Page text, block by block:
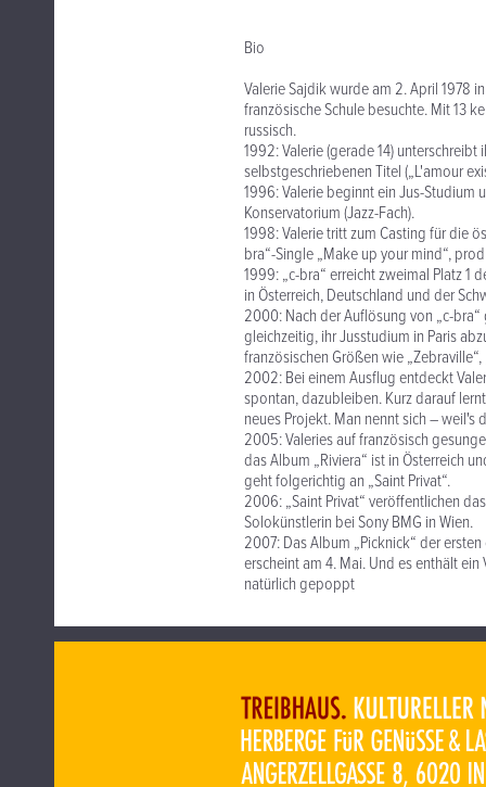
Bio
Valerie Sajdik wurde am 2. April 1978
französische Schule besuchte. Mit 13
russisch.
1992: Valerie (gerade 14)
selbstgeschriebenen Titel („L'amour
1996: Valerie beginnt ein Jus-
Konservatorium (Jazz-Fach).
1998: Valerie tritt zum Casting für die
bra“-Single „Make up your mind“,
1999: „c-bra“ erreicht zweimal Platz 1
in Österreich, Deutschland und der
2000: Nach der Auflösung von „c-
gleichzeitig, ihr Jusstudium in Paris
französischen Größen wie „Zebraville“,
2002: Bei einem Ausflug entdeckt
spontan, dazubleiben. Kurz darauf
neues Projekt. Man nennt sich – weil's
2005: Valeries auf französisch
das Album „Riviera“ ist in Österreich
geht folgerichtig an „Saint Privat“.
2006: „Saint Privat“ veröffentlichen
Solokünstlerin bei Sony BMG in Wien.
2007: Das Album „Picknick“ der
erscheint am 4. Mai. Und es enthält
natürlich gepoppt